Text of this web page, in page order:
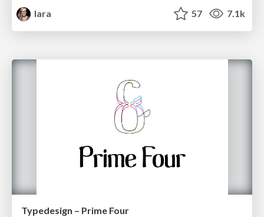
lara
57 7.1k
Typedesign – Prime Four